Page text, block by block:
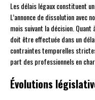
Les délais légaux constituent
L’annonce de dissolution avec
mois suivant la décision.
doit être effectuée dans un
contraintes temporelles
part des professionnels en
Évolutions